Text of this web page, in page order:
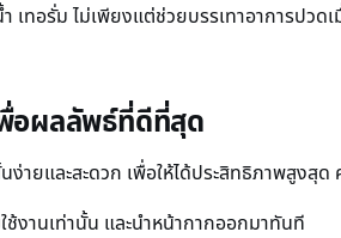
เทอรั่ม ไม่เพียงแต่ช่วยบรรเทาอาการป
พื่อผลลัพธ์ที่ดีที่สุด
ง่ายและสะดวก เพื่อให้ได้ประสิทธิภาพสูงสุ
งานเท่านั้น และนำหน้ากากออกมาทันที